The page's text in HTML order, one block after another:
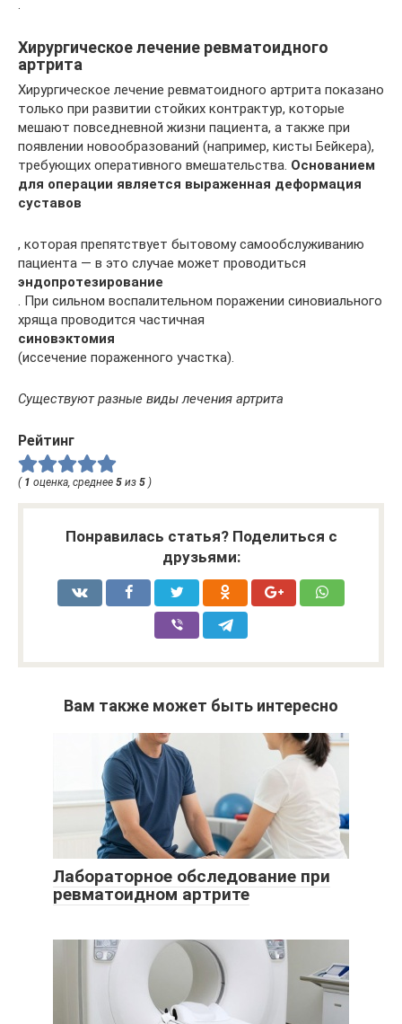
Хирургическое лечение ревматоидного
артрита
Хирургическое лечение ревматоидного артрита показано
только при развитии стойких контрактур, которые
мешают повседневной жизни пациента, а также при
появлении новообразований (например, кисты Бейкера),
требующих оперативного вмешательства. Основанием
для операции является выраженная деформация
суставов
, которая препятствует бытовому самообслуживанию
пациента — в это случае может проводиться
эндопротезирование
. При сильном воспалительном поражении синовиального
хряща проводится частичная
синовэктомия
(иссечение пораженного участка).
Существуют разные виды лечения артрита
Рейтинг
( 1 оценка, среднее 5 из 5 )
Понравилась статья? Поделиться с
друзьями:
Вам также может быть интересно
Лабораторное обследование при
ревматоидном артрите